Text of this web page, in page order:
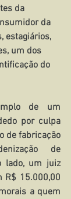
da
da
estagiários,
um dos
do
de um
por culpa
de fabricação
de
lado, um juiz
R$ 15.000,00
a quem